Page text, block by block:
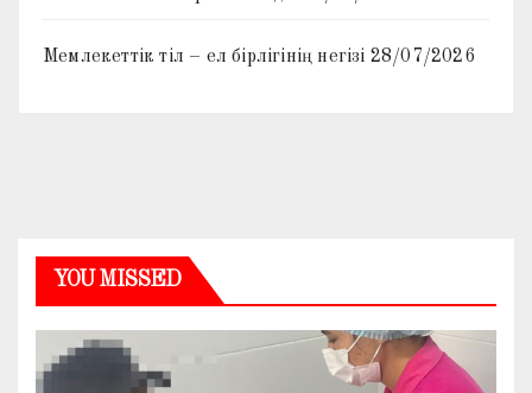
Мемлекеттік тіл – ел бірлігінің негізі 28/07/2026
YOU MISSED